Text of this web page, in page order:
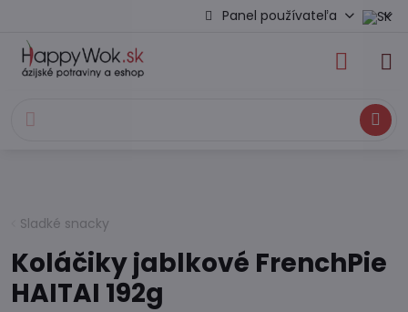
Panel používateľa
Hľadať
Sladké snacky
Koláčiky jablkové FrenchPie
HAITAI 192g